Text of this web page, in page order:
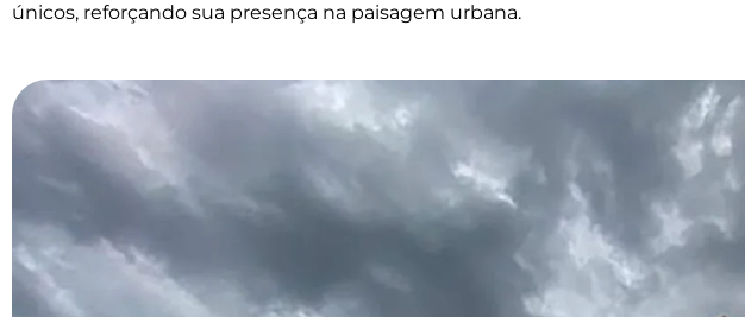
únicos, reforçando sua presença na paisagem urbana.